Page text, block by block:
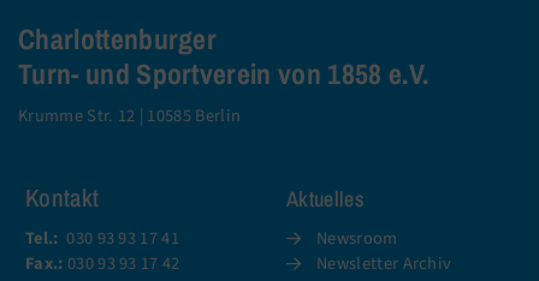
Charlottenburger
Turn- und Sportverein von 1858 e.V.
Krumme Str. 12 | 10585 Berlin
Kontakt
Tel.: 030 93 93 17 41
Fax.:030 93 93 17 42
Aktuelles
Newsroom
Newsletter Archiv